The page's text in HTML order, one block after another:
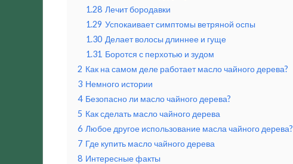
1.28 Лечит бородавки
1.29 Успокаивает симптомы ветряной оспы
1.30 Делает волосы длиннее и гуще
1.31 Боротся с перхотью и зудом
2 Как на самом деле работает масло чайного дерева?
3 Немного истории
4 Безопасно ли масло чайного дерева?
5 Как сделать масло чайного дерева
6 Любое другое использование масла чайного дерева?
7 Где купить масло чайного дерева
8 Интересные факты